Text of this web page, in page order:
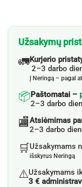
Užsakymų
🚛Kurjerio
2–3 darbo
Į Neringą – pagal
📦 Paštomatai –
2–3 darbo
🏬Atsiėmimas
2–3 darbo
🛒 Užsakymams
išskyrus Neringą
⚠️Užsakymams
3 €